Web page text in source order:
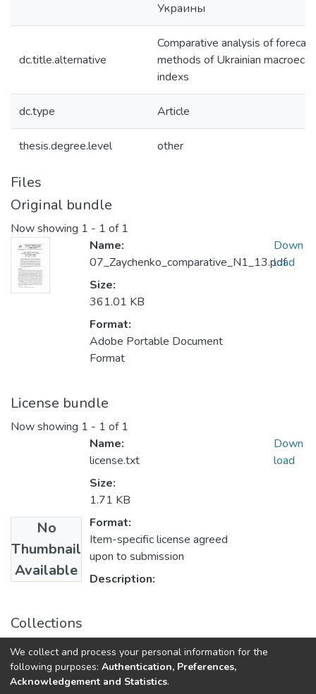
Украины
dc.title.alternative
Comparative analysis of
methods of Ukrainian
indexs
dc.type Article
thesis.degree.level other
Files
Original bundle
Now showing 1 - 1 of 1
Name:
07_Zaychenko_comparative_N1_13.pdf
Size:
361.01 KB
Format:
Adobe Portable Document
Format
Down
load
License bundle
Now showing 1 - 1 of 1
No
Thumbnail
Available
Name:
license.txt
Size:
1.71 KB
Format:
Item-specific license agreed
upon to submission
Description:
Down
load
Collections
Системні дослідження та інформаційні технології:
науково-технічний журнал, № 1
We collect and process your personal information for the
following purposes: Authentication, Preferences,
Acknowledgement and Statistics.